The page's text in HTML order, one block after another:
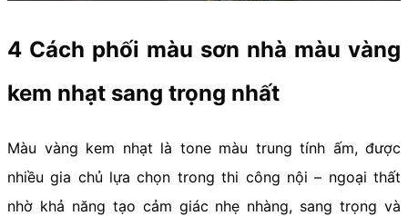
4 Cách phối màu sơn nhà màu vàng
kem nhạt sang trọng nhất
Màu vàng kem nhạt là tone màu trung tính ấm, được
nhiều gia chủ lựa chọn trong thi công nội – ngoại thất
nhờ khả năng tạo cảm giác nhẹ nhàng, sang trọng và